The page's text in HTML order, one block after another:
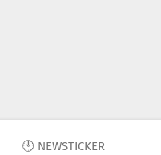
🕙 NEWSTICKER